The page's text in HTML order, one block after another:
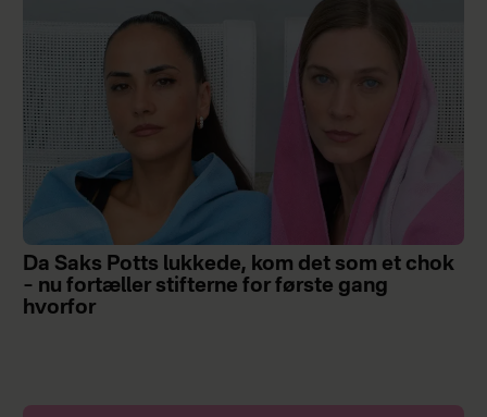
Da Saks Potts lukkede, kom det som et chok
– nu fortæller stifterne for første gang
hvorfor